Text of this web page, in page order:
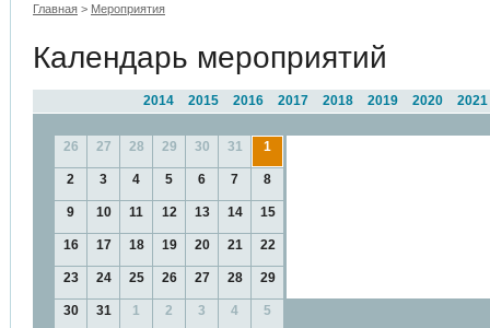
Главная > Мероприятия
Календарь мероприятий
2021
2020
2019
2018
2017
2016
2015
2014
26 27 28 29 30 31 1
2 3 4 5 6 7 8
9 10 11 12 13 14 15
16 17 18 19 20 21 22
23 24 25 26 27 28 29
30 31 1 2 3 4 5